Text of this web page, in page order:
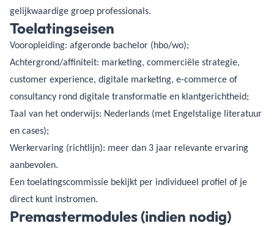
gelijkwaardige groep professionals.
Toelatingseisen
Vooropleiding: afgeronde bachelor (hbo/wo);
Achtergrond/affiniteit: marketing, commerciële strategie,
customer experience, digitale marketing, e-commerce of
consultancy rond digitale transformatie en klantgerichtheid;
Taal van het onderwijs: Nederlands (met Engelstalige literatuur
en cases);
Werkervaring (richtlijn): meer dan 3 jaar relevante ervaring
aanbevolen.
Een toelatingscommissie bekijkt per individueel profiel of je
direct kunt instromen.
Premastermodules (indien nodig)